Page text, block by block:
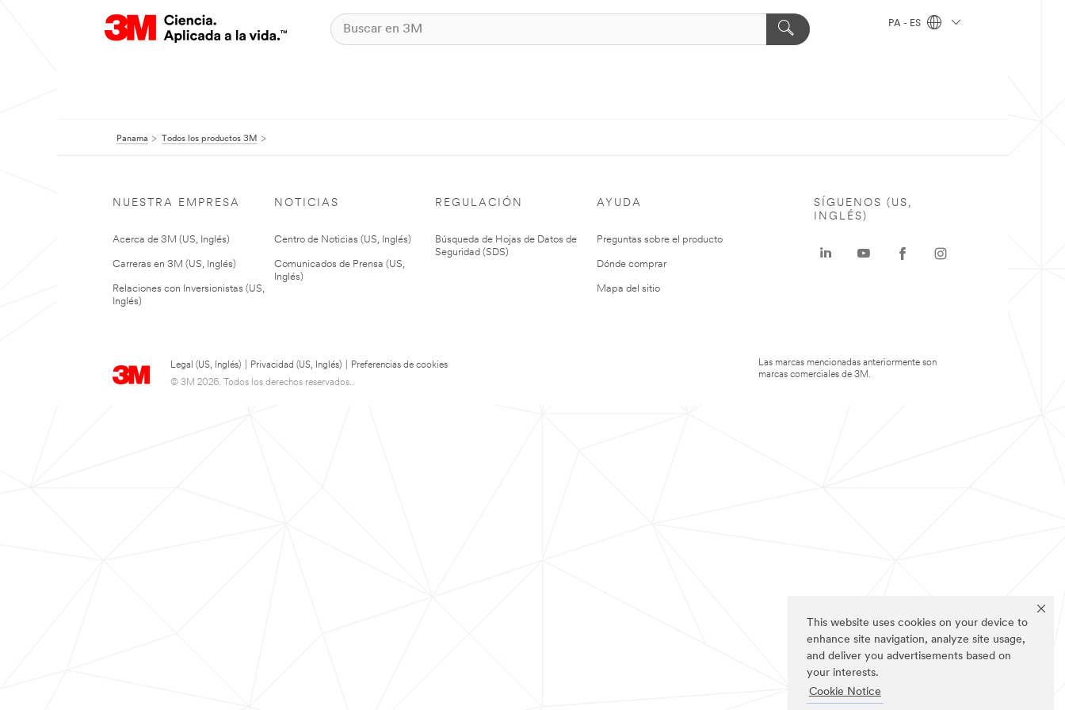
This website uses cookies on your device to
enhance site navigation, analyze site usage,
and deliver you advertisements based on
your interests.
Cookie Notice
PA - ES
Panama Todos los productos 3M
NUESTRA EMPRESA
Acerca de 3M (US, Inglés)
Carreras en 3M (US, Inglés)
Relaciones con Inversionistas (US,
Inglés)
NOTICIAS
Centro de Noticias (US, Inglés)
Comunicados de Prensa (US,
Inglés)
REGULACIÓN
Búsqueda de Hojas de Datos de
Seguridad (SDS)
AYUDA
Preguntas sobre el producto
Dónde comprar
Mapa del sitio
Legal (US, Inglés) Privacidad (US, Inglés)
Preferencias de cookies
© 3M 2026. Todos los derechos reservados..
SÍGUENOS (US,
INGLÉS)
Las marcas mencionadas anteriormente son
marcas comerciales de 3M.